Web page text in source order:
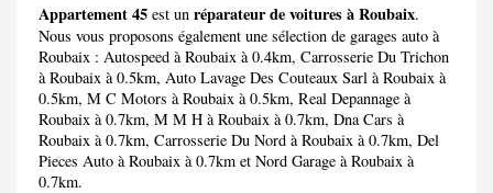
Appartement 45 est un réparateur de voitures à Roubaix.
Nous vous proposons également une sélection de garages auto à
Roubaix : Autospeed à Roubaix à 0.4km, Carrosserie Du Trichon
à Roubaix à 0.5km, Auto Lavage Des Couteaux Sarl à Roubaix à
0.5km, M C Motors à Roubaix à 0.5km, Real Depannage à
Roubaix à 0.7km, M M H à Roubaix à 0.7km, Dna Cars à
Roubaix à 0.7km, Carrosserie Du Nord à Roubaix à 0.7km, Del
Pieces Auto à Roubaix à 0.7km et Nord Garage à Roubaix à
0.7km.